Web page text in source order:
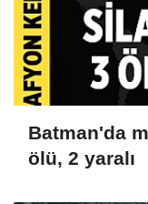
Batman'da
ölü, 2 yaralı